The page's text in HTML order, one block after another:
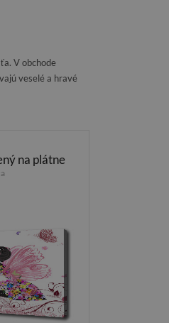
V obchode
veselé a hravé
na plátne